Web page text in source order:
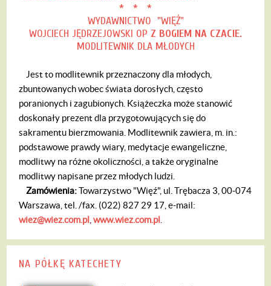
* * *
WYDAWNICTWO "WIĘŹ"
WOJCIECH JĘDRZEJOWSKI OP Z BOGIEM NA CZACIE.
MODLITEWNIK DLA MŁODYCH
Jest to modlitewnik przeznaczony dla młodych,
zbuntowanych wobec świata dorosłych, często
poranionych i zagubionych. Książeczka może stanowić
doskonały prezent dla przygotowujących się do
sakramentu bierzmowania. Modlitewnik zawiera, m. in.:
podstawowe prawdy wiary, medytacje ewangeliczne,
modlitwy na różne okoliczności, a także oryginalne
modlitwy napisane przez młodych ludzi.
Zamówienia:Towarzystwo "Więź", ul. Trębacza 3, 00-074
Warszawa, tel. /fax. (022) 827 29 17, e-mail:
wiez@wiez.com.pl ,www.wiez.com.pl
NA PÓŁKĘ KATECHETY